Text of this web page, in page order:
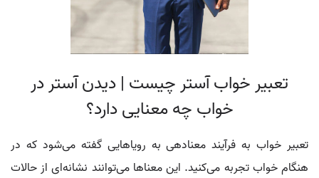
تعبیر خواب آستر چیست | دیدن آستر در
خواب چه معنایی دارد؟
تعبیر خواب به فرآیند معنادهی به رویاهایی گفته می‌شود که در
هنگام خواب تجربه می‌کنید. این معناها می‌توانند نشانه‌ای از حالات